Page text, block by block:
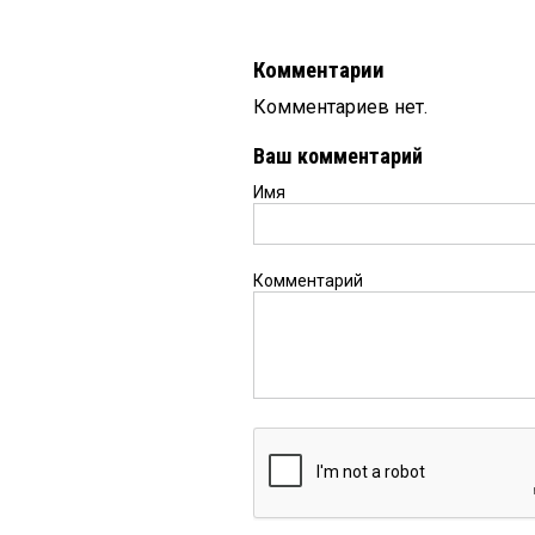
Комментарии
Комментариев нет.
Ваш комментарий
Имя
Комментарий